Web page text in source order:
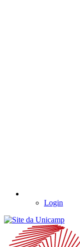
Login